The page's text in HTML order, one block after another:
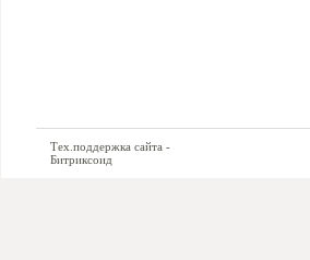
Тех.поддержка сайта -
Битриксоид